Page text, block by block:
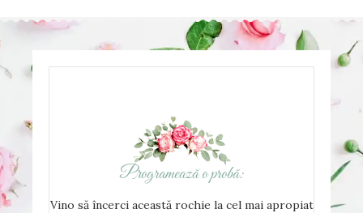
Programează o probă:
Vino să încerci această rochie la cel mai apropiat